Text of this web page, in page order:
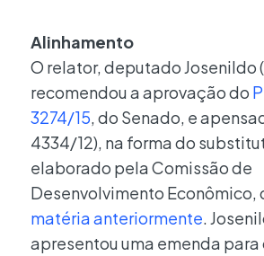
Alinhamento
O relator, deputado Josenildo
recomendou a aprovação do
3274/15, do Senado, e
4334/12), na forma do
elaborado pela Comissão de
Desenvolvimento Econômico,
matéria anteriormente.
apresentou uma emenda para